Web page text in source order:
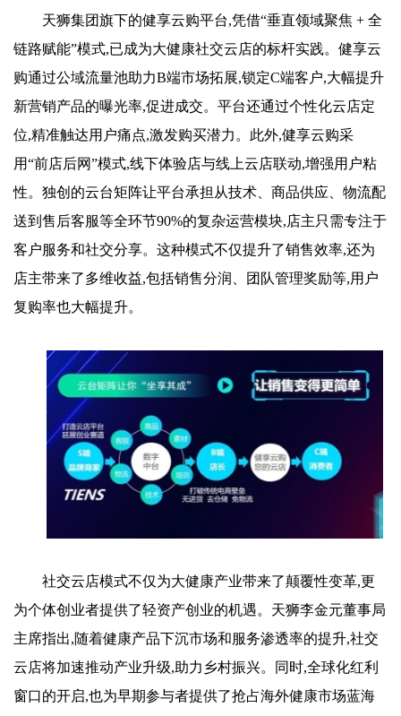
天狮集团旗下的健享云购平台,凭借“垂直领域聚焦 + 全
链路赋能”模式,已成为大健康社交云店的标杆实践。健享云
购通过公域流量池助力B端市场拓展,锁定C端客户,大幅提升
新营销产品的曝光率,促进成交。平台还通过个性化云店定
位,精准触达用户痛点,激发购买潜力。此外,健享云购采
用“前店后网”模式,线下体验店与线上云店联动,增强用户粘
性。独创的云台矩阵让平台承担从技术、商品供应、物流配
送到售后客服等全环节90%的复杂运营模块,店主只需专注于
客户服务和社交分享。这种模式不仅提升了销售效率,还为
店主带来了多维收益,包括销售分润、团队管理奖励等,用户
复购率也大幅提升。
社交云店模式不仅为大健康产业带来了颠覆性变革,更
为个体创业者提供了轻资产创业的机遇。天狮李金元董事局
主席指出,随着健康产品下沉市场和服务渗透率的提升,社交
云店将加速推动产业升级,助力乡村振兴。同时,全球化红利
窗口的开启,也为早期参与者提供了抢占海外健康市场蓝海